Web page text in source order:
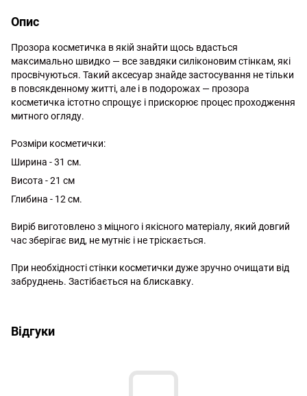
Опис
Прозора косметичка в якій знайти щось вдасться
максимально швидко — все завдяки силіконовим стінкам, які
просвічуються. Такий аксесуар знайде застосування не тільки
в повсякденному житті, але і в подорожах — прозора
косметичка істотно спрощує і прискорює процес проходження
митного огляду.
Розміри косметички:
Ширина - 31 см.
Висота - 21 см
Глибина - 12 см.
Виріб виготовлено з міцного і якісного матеріалу, який довгий
час зберігає вид, не мутніє і не тріскається.
При необхідності стінки косметички дуже зручно очищати від
забруднень. Застібається на блискавку.
Відгуки